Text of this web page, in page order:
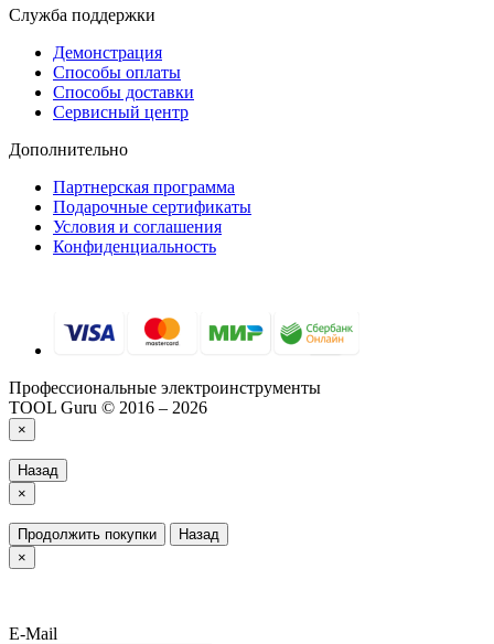
Служба поддержки
Демонстрация
Способы оплаты
Способы доставки
Сервисный центр
Дополнительно
Партнерская программа
Подарочные сертификаты
Условия и соглашения
Конфиденциальность
Профессиональные электроинструменты
TOOL Guru © 2016 – 2026
×
Назад
×
Продолжить покупки
Назад
×
E-Mail